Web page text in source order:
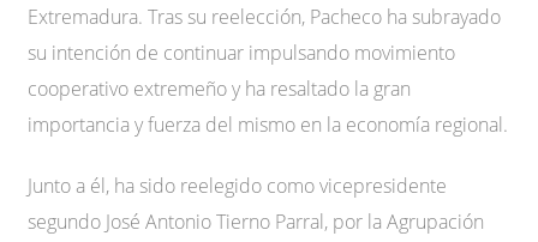
Extremadura. Tras su reelección, Pacheco ha subrayado
su intención de continuar impulsando movimiento
cooperativo extremeño y ha resaltado la gran
importancia y fuerza del mismo en la economía regional.
Junto a él, ha sido reelegido como vicepresidente
segundo José Antonio Tierno Parral, por la Agrupación